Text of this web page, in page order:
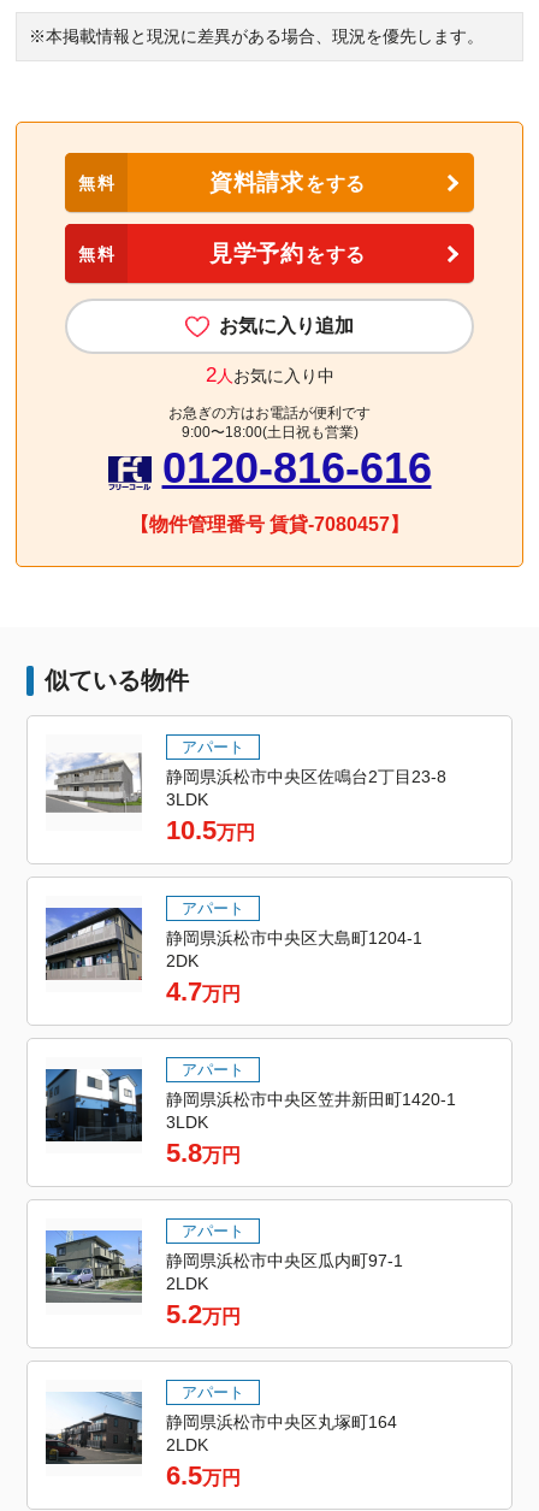
※本掲載情報と現況に差異がある場合、現況を優先します。
無料 資料請求をする
無料 見学予約をする
お気に入り追加
2人お気に入り中
お急ぎの方はお電話が便利です
9:00〜18:00(土日祝も営業)
0120-816-616
【物件管理番号 賃貸-7080457】
似ている物件
アパート
静岡県浜松市中央区佐鳴台2丁目23-8
3LDK
10.5万円
アパート
静岡県浜松市中央区大島町1204-1
2DK
4.7万円
アパート
静岡県浜松市中央区笠井新田町1420-1
3LDK
5.8万円
アパート
静岡県浜松市中央区瓜内町97-1
2LDK
5.2万円
アパート
静岡県浜松市中央区丸塚町164
2LDK
6.5万円